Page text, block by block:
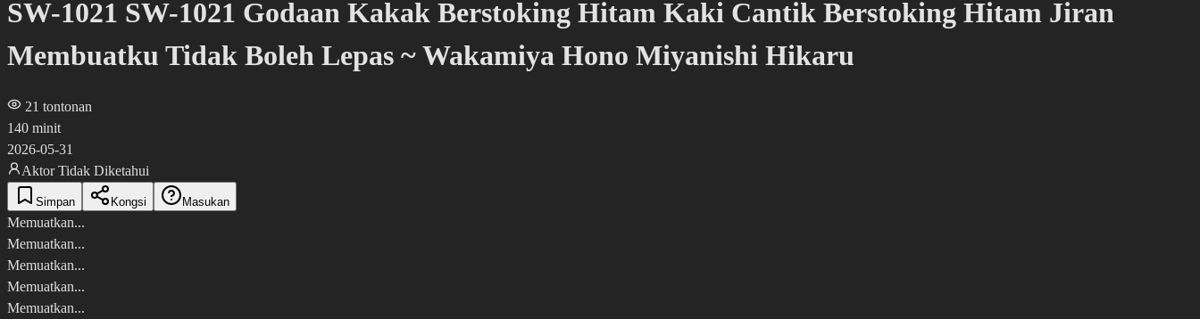
SW-1021 SW-1021 Godaan Kakak Berstoking Hitam Kaki Cantik Berstoking Hitam Jiran
Membuatku Tidak Boleh Lepas ~ Wakamiya Hono Miyanishi Hikaru
21 tontonan
140 minit
2026-05-31
Aktor Tidak Diketahui
Simpan Kongsi Masukan
Memuatkan...
Memuatkan...
Memuatkan...
Memuatkan...
Memuatkan...